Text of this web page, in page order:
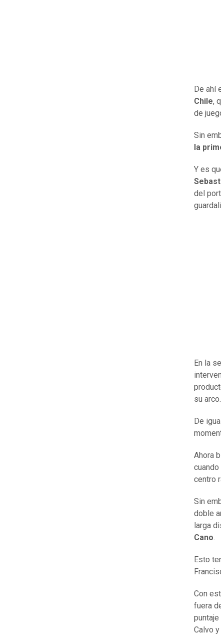
De ahí
Chile,
de
Sin
la
Y es
del
En la
su arco.
De
Ahora
cuando
centro
Sin
doble
larga
Cano.
Esto
Con
fuera
Calvo y